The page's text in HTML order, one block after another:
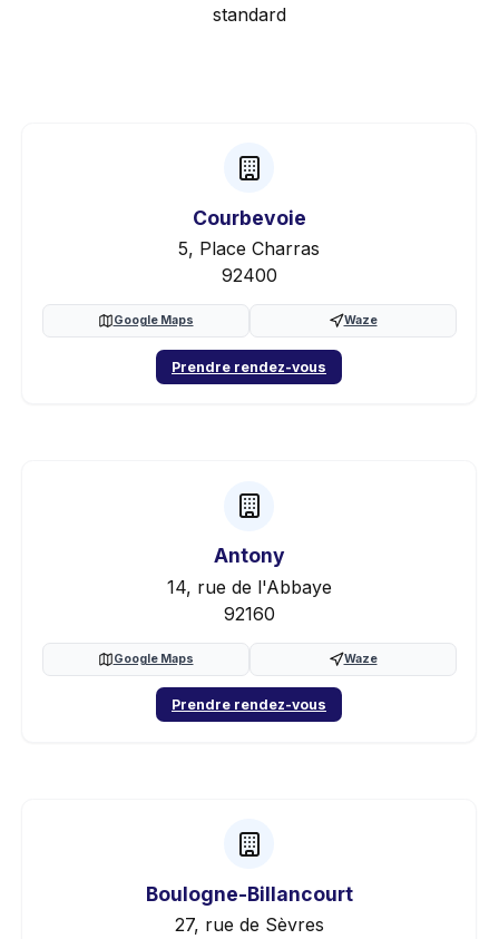
standard
Courbevoie
5, Place Charras
92400
Google Maps Waze
Prendre rendez-vous
Antony
14, rue de l'Abbaye
92160
Google Maps Waze
Prendre rendez-vous
Boulogne-Billancourt
27, rue de Sèvres